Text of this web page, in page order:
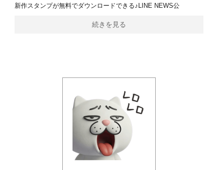
新作スタンプが無料でダウンロードできる♪LINE NEWS公
続きを見る